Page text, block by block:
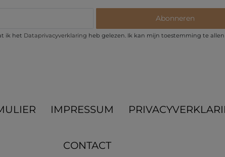
Abonneren
ik het Data­privacy­verklaring heb gelezen. Ik kan mijn toestemming te
IMPRESSUM
CONTACT